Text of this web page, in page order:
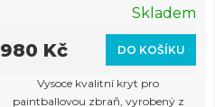
Skladem
DO KOŠÍKU
980 Kč
Vysoce kvalitní kryt pro
paintballovou zbraň, vyrobený z